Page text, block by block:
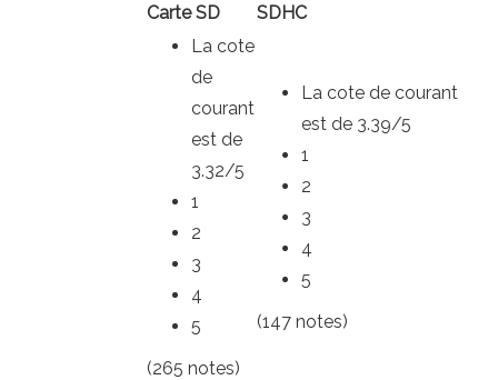
Carte SD
SDHC
La cote
de
courant
est de
3.32/5
1
2
3
4
5
(265 notes)
La cote de courant
est de 3.39/5
1
2
3
4
5
(147 notes)